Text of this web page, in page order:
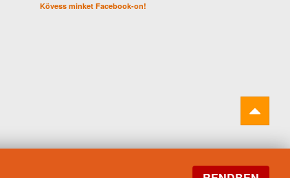
Kövess minket Facebook-on!